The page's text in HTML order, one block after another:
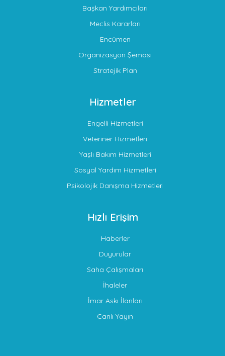
Başkan Yardımcıları
Meclis Kararları
Encümen
Organizasyon Şeması
Stratejik Plan
Hizmetler
Engelli Hizmetleri
Veteriner Hizmetleri
Yaşlı Bakım Hizmetleri
Sosyal Yardım Hizmetleri
Psikolojik Danışma Hizmetleri
Hızlı Erişim
Haberler
Duyurular
Saha Çalışmaları
İhaleler
İmar Askı İlanları
Canlı Yayın